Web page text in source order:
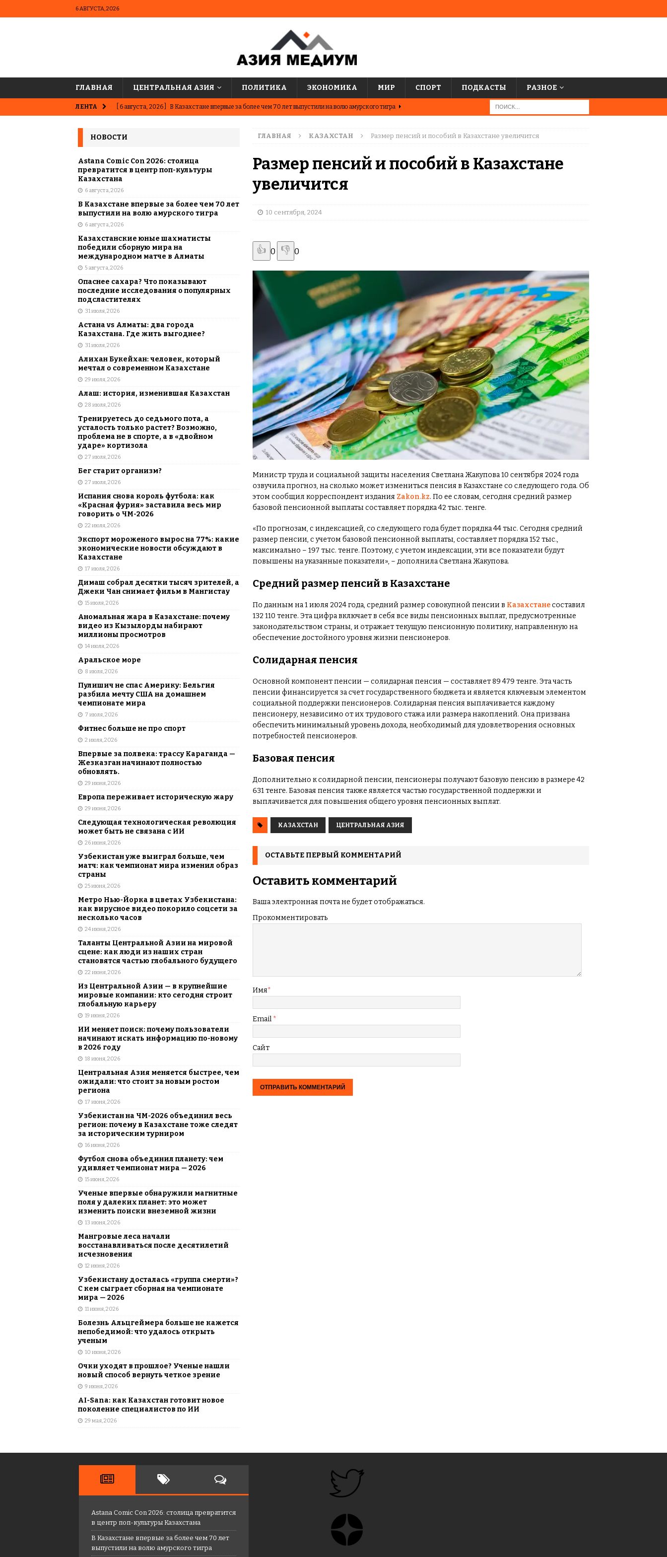
6 АВГУСТА, 2026
ГЛАВНАЯ ЦЕНТРАЛЬНАЯ АЗИЯ ПОЛИТИКА ЭКОНОМИКА МИР СПОРТ ПОДКАСТЫ РАЗНОЕ
ЛЕНТА [ 6 августа, 2026 ] В Казахстане впервые за более чем 70 лет выпустили на волю амурского тигра
[ 5 августа, 2026 ] Казахстанские юные шахматисты победили сборную мира на международном
матче в Алматы
[ 31 июля, 2026 ] Опаснее сахара? Что показывают последние исследования о популярных
подсластителях
[ 31 июля, 2026 ] Астана vs Алматы: два города Казахстана. Где жить выгоднее?
АЗИЯ
[ 6 августа, 2026 ] Astana Comic Con 2026: столица превратится в центр поп-культуры Казахстана
КАЗАХСТАН
ГЛАВНАЯ КАЗАХСТАН Размер пенсий и пособий в Казахстане увеличится
Размер пенсий и пособий в Казахстане
увеличится
10 сентября, 2024
👍 0 👎 0
Министр труда и социальной защиты населения Светлана Жакупова 10 сентября 2024 года
озвучила прогноз, на сколько может измениться пенсия в Казахстане со следующего года. Об
этом сообщил корреспондент издания Zakon.kz. По ее словам, сегодня средний размер
базовой пенсионной выплаты составляет порядка 42 тыс. тенге.
«По прогнозам, с индексацией, со следующего года будет порядка 44 тыс. Сегодня средний
размер пенсии, с учетом базовой пенсионной выплаты, составляет порядка 152 тыс.,
максимально – 197 тыс. тенге. Поэтому, с учетом индексации, эти все показатели будут
повышены на указанные показатели», – дополнила Светлана Жакупова.
Средний размер пенсий в Казахстане
По данным на 1 июля 2024 года, средний размер совокупной пенсии в Казахстанесоставил
132 110 тенге. Эта цифра включает в себя все виды пенсионных выплат, предусмотренные
законодательством страны, и отражает текущую пенсионную политику, направленную на
обеспечение достойного уровня жизни пенсионеров.
Солидарная пенсия
Основной компонент пенсии — солидарная пенсия — составляет 89 479 тенге. Эта часть
пенсии финансируется за счет государственного бюджета и является ключевым элементом
социальной поддержки пенсионеров. Солидарная пенсия выплачивается каждому
пенсионеру, независимо от их трудового стажа или размера накоплений. Она призвана
обеспечить минимальный уровень дохода, необходимый для удовлетворения основных
потребностей пенсионеров.
Базовая пенсия
Дополнительно к солидарной пенсии, пенсионеры получают базовую пенсию в размере 42
631 тенге. Базовая пенсия также является частью государственной поддержки и
выплачивается для повышения общего уровня пенсионных выплат.
КАЗАХСТАН ЦЕНТРАЛЬНАЯ АЗИЯ
ОСТАВЬТЕ ПЕРВЫЙ КОММЕНТАРИЙ
Оставить комментарий
Ваша электронная почта не будет отображаться.
Прокомментировать
Имя*
Email *
Сайт
НОВОСТИ
Astana Comic Con 2026: столица
превратится в центр поп-культуры
Казахстана
6 августа, 2026
В Казахстане впервые за более чем 70 лет
выпустили на волю амурского тигра
6 августа, 2026
Казахстанские юные шахматисты
победили сборную мира на
международном матче в Алматы
5 августа, 2026
Опаснее сахара? Что показывают
последние исследования о популярных
подсластителях
31 июля, 2026
Астана vs Алматы: два города
Казахстана. Где жить выгоднее?
31 июля, 2026
Алихан Букейхан: человек, который
мечтал о современном Казахстане
29 июля, 2026
Алаш: история, изменившая Казахстан
28 июля, 2026
Тренируетесь до седьмого пота, а
усталость только растет? Возможно,
проблема не в спорте, а в «двойном
ударе» кортизола
27 июля, 2026
Бег старит организм?
27 июля, 2026
Испания снова король футбола: как
«Красная фурия» заставила весь мир
говорить о ЧМ-2026
22 июля, 2026
Экспорт мороженого вырос на 77%: какие
экономические новости обсуждают в
Казахстане
17 июля, 2026
Димаш собрал десятки тысяч зрителей, а
Джеки Чан снимает фильм в Мангистау
15 июля, 2026
Аномальная жара в Казахстане: почему
видео из Кызылорды набирают
миллионы просмотров
14 июля, 2026
Аральское море
8 июля, 2026
Пулишич не спас Америку: Бельгия
разбила мечту США на домашнем
чемпионате мира
7 июля, 2026
Фитнес больше не про спорт
2 июля, 2026
Впервые за полвека: трассу Караганда —
Жезказган начинают полностью
обновлять.
29 июня, 2026
Европа переживает историческую жару
29 июня, 2026
Следующая технологическая революция
может быть не связана с ИИ
26 июня, 2026
Узбекистан уже выиграл больше, чем
матч: как чемпионат мира изменил образ
страны
25 июня, 2026
Метро Нью-Йорка в цветах Узбекистана:
как вирусное видео покорило соцсети за
несколько часов
24 июня, 2026
Таланты Центральной Азии на мировой
сцене: как люди из наших стран
становятся частью глобального будущего
22 июня, 2026
Из Центральной Азии — в крупнейшие
мировые компании: кто сегодня строит
глобальную карьеру
19 июня, 2026
ИИ меняет поиск: почему пользователи
начинают искать информацию по-новому
в 2026 году
18 июня, 2026
Центральная Азия меняется быстрее, чем
ожидали: что стоит за новым ростом
региона
17 июня, 2026
Узбекистан на ЧМ-2026 объединил весь
регион: почему в Казахстане тоже следят
за историческим турниром
16 июня, 2026
Футбол снова объединил планету: чем
удивляет чемпионат мира — 2026
15 июня, 2026
Ученые впервые обнаружили магнитные
поля у далеких планет: это может
изменить поиски внеземной жизни
13 июня, 2026
Мангровые леса начали
восстанавливаться после десятилетий
исчезновения
12 июня, 2026
Узбекистану досталась «группа смерти»?
С кем сыграет сборная на чемпионате
мира — 2026
11 июня, 2026
Болезнь Альцгеймера больше не кажется
непобедимой: что удалось открыть
ученым
10 июня, 2026
Очки уходят в прошлое? Ученые нашли
новый способ вернуть четкое зрение
9 июня, 2026
AI-Sana: как Казахстан готовит новое
поколение специалистов по ИИ
29 мая, 2026
Astana Comic Con 2026: столица превратится
в центр поп-культуры Казахстана
В Казахстане впервые за более чем 70 лет
выпустили на волю амурского тигра